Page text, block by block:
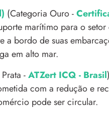
(Categoria Ouro -
marítimo para o
a bordo de suas
em alto mar.
-ATZert ICQ - Brasil)
com a redução e
pode ser circular.